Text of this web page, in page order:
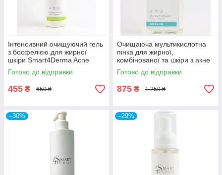
Інтенсивний очищуючий гель
з босфелією для жирної
шкіри Smart4Derma Acne
Derm Active Boswellia Pro Gel
Deep Cleanse 250мл
Готово до відправки
455 ₴ 650 ₴
Очищаюча мультикислотна
пінка для жирної,
комбінованої та шкіри з акне
Smart4Derma Acne Balance
Готово до відправки
875 ₴ 1 250 ₴
–30% –29%